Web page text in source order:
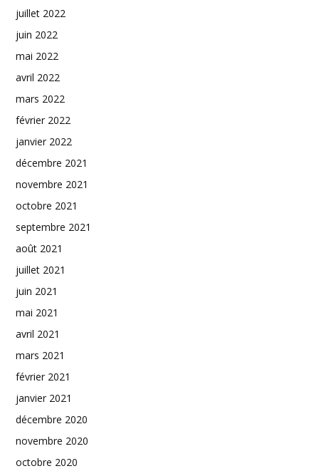
juillet 2022
juin 2022
mai 2022
avril 2022
mars 2022
février 2022
janvier 2022
décembre 2021
novembre 2021
octobre 2021
septembre 2021
août 2021
juillet 2021
juin 2021
mai 2021
avril 2021
mars 2021
février 2021
janvier 2021
décembre 2020
novembre 2020
octobre 2020